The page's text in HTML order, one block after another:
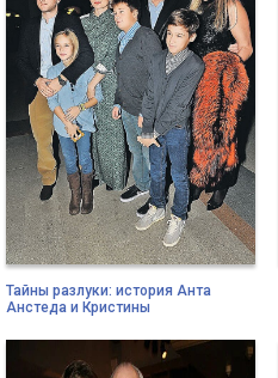
Тайны разлуки: история Анта
Анстеда и Кристины